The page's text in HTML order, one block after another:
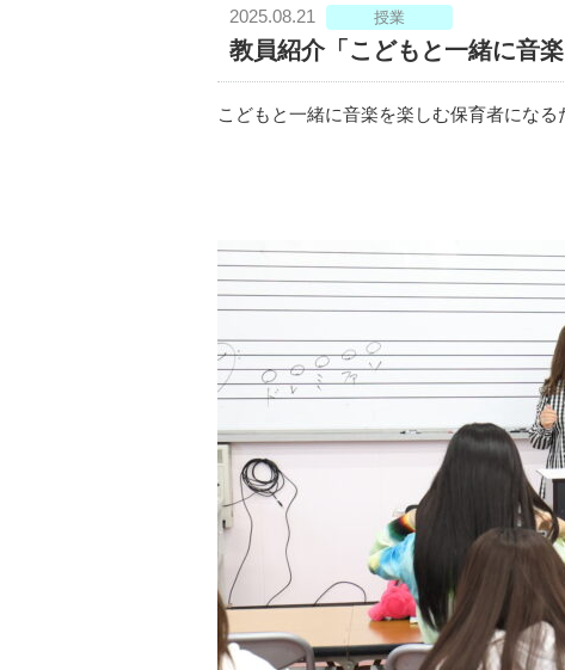
2025.08.21 授業
教員紹介「こどもと一緒に音
こどもと一緒に音楽を楽しむ保育者になる